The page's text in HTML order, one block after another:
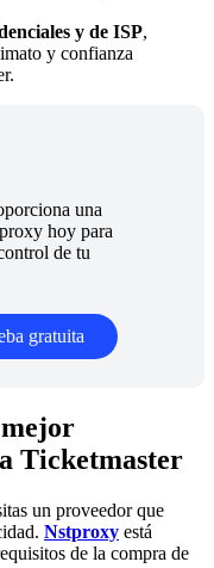
y de ISP,
y confianza
una
hoy para
de tu
gratuita
Ticketmaster
un proveedor que
Nstproxy está
de la compra de